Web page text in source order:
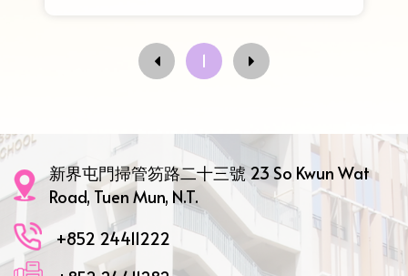
1
新界屯門掃管笏路二十三號 23 So Kwun Wat
Road, Tuen Mun, N.T.
+852 24411222